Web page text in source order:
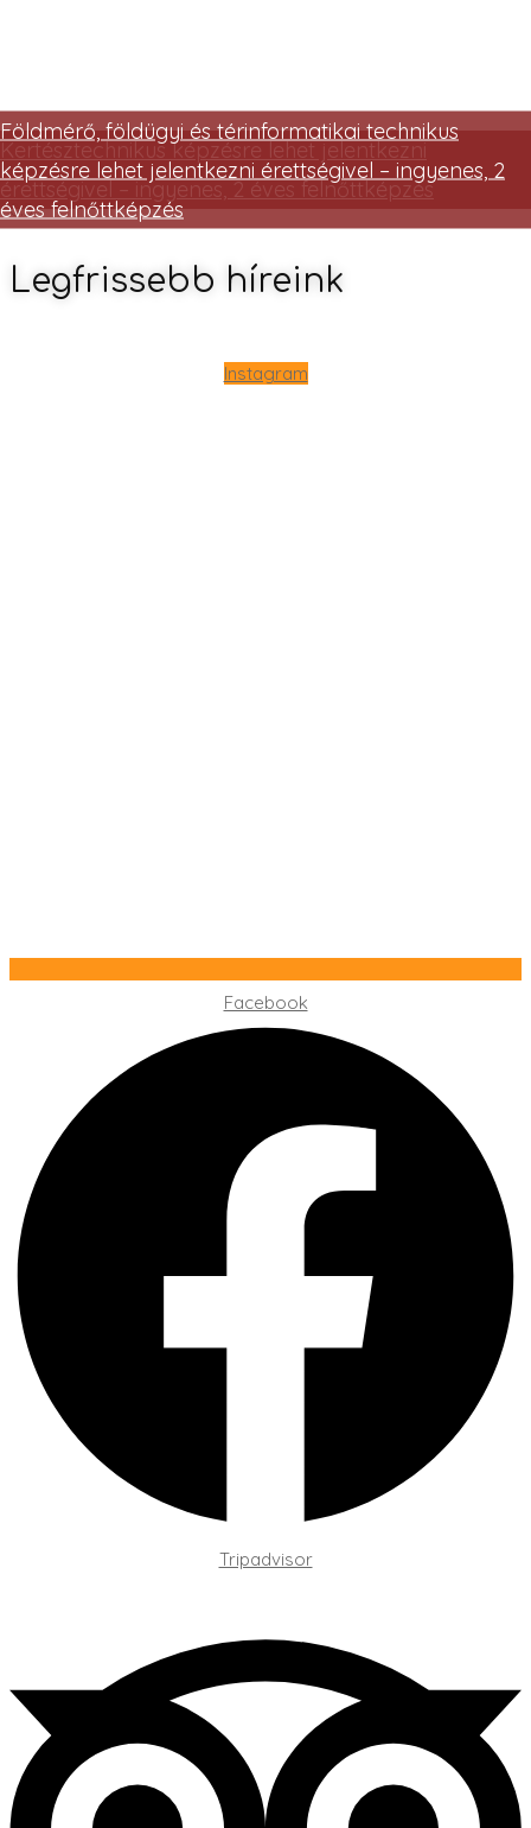
Kertésztechnikus képzésre lehet jelentkezni
érettségivel – ingyenes, 2 éves felnőttképzés
Földmérő, földügyi és térinformatikai technikus
képzésre lehet jelentkezni érettségivel – ingyenes, 2
éves felnőttképzés
Legfrissebb híreink
Instagram
Facebook
Tripadvisor